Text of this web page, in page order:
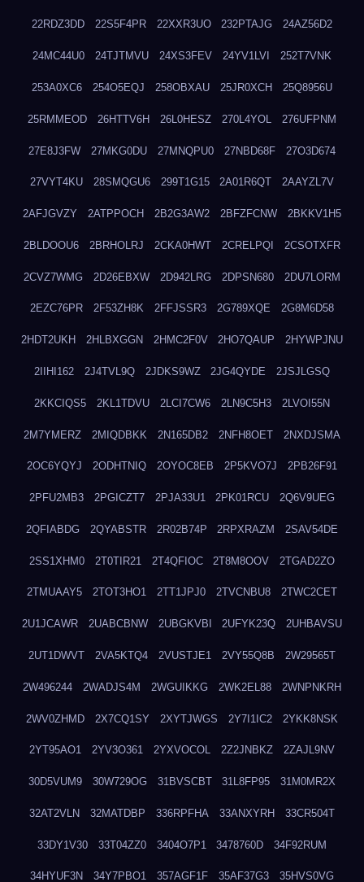
22RDZ3DD 22S5F4PR 22XXR3UO 232PTAJG 24AZ56D2
24MC44U0 24TJTMVU 24XS3FEV 24YV1LVI 252T7VNK
253A0XC6 254O5EQJ 258OBXAU 25JR0XCH 25Q8956U
25RMMEOD 26HTTV6H 26L0HESZ 270L4YOL 276UFPNM
27E8J3FW 27MKG0DU 27MNQPU0 27NBD68F 27O3D674
27VYT4KU 28SMQGU6 299T1G15 2A01R6QT 2AAYZL7V
2AFJGVZY 2ATPPOCH 2B2G3AW2 2BFZFCNW 2BKKV1H5
2BLDOOU6 2BRHOLRJ 2CKA0HWT 2CRELPQI 2CSOTXFR
2CVZ7WMG 2D26EBXW 2D942LRG 2DPSN680 2DU7LORM
2EZC76PR 2F53ZH8K 2FFJSSR3 2G789XQE 2G8M6D58
2HDT2UKH 2HLBXGGN 2HMC2F0V 2HO7QAUP 2HYWPJNU
2IIHI162 2J4TVL9Q 2JDKS9WZ 2JG4QYDE 2JSJLGSQ
2KKCIQS5 2KL1TDVU 2LCI7CW6 2LN9C5H3 2LVOI55N
2M7YMERZ 2MIQDBKK 2N165DB2 2NFH8OET 2NXDJSMA
2OC6YQYJ 2ODHTNIQ 2OYOC8EB 2P5KVO7J 2PB26F91
2PFU2MB3 2PGICZT7 2PJA33U1 2PK01RCU 2Q6V9UEG
2QFIABDG 2QYABSTR 2R02B74P 2RPXRAZM 2SAV54DE
2SS1XHM0 2T0TIR21 2T4QFIOC 2T8M8OOV 2TGAD2ZO
2TMUAAY5 2TOT3HO1 2TT1JPJ0 2TVCNBU8 2TWC2CET
2U1JCAWR 2UABCBNW 2UBGKVBI 2UFYK23Q 2UHBAVSU
2UT1DWVT 2VA5KTQ4 2VUSTJE1 2VY55Q8B 2W29565T
2W496244 2WADJS4M 2WGUIKKG 2WK2EL88 2WNPNKRH
2WV0ZHMD 2X7CQ1SY 2XYTJWGS 2Y7I1IC2 2YKK8NSK
2YT95AO1 2YV3O361 2YXVOCOL 2Z2JNBKZ 2ZAJL9NV
30D5VUM9 30W729OG 31BVSCBT 31L8FP95 31M0MR2X
32AT2VLN 32MATDBP 336RPFHA 33ANXYRH 33CR504T
33DY1V30 33T04ZZ0 3404O7P1 3478760D 34F92RUM
34HYUF3N 34Y7PBO1 357AGF1F 35AF37G3 35HVS0VG